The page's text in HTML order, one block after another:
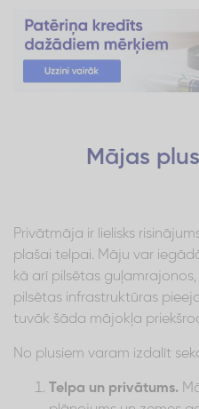
Mājas
Privātmāja ir lielisks
plašai telpai. Māju var
kā arī pilsētas
pilsētas infrastruktūras
tuvāk šāda mājokļa
No plusiem varam izdalīt
Telpa un privātums.